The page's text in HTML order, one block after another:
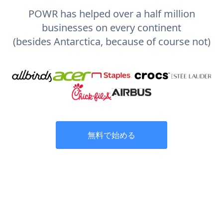
POWR has helped over a half million
businesses on every continent
(besides Antarctica, because of course not)
無料で始める